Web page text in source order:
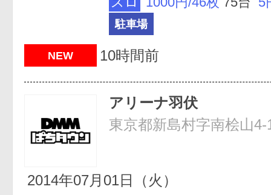
駐車場
NEW 10時間前
アリーナ羽伏
東京都新島村字南桧山4-
2014年07月01日（火）